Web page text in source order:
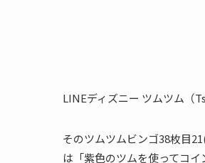
LINEディズニー ツムツム（
そのツムツムビンゴ38枚目
は「紫色のツムを使ってコ